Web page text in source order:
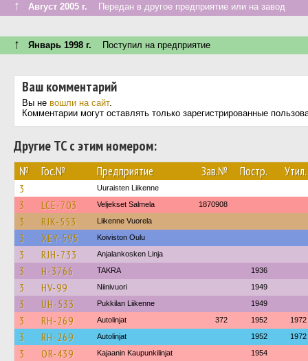
↑ Август 2005 г. Передан в другое предприятие или на завод
↑ Январь 1998 г. Поступил на предприятие
Ваш комментарий
Вы не вошли на сайт.
Комментарии могут оставлять только зарегистрированные
Другие ТС с этим номером:
№ Гос.№ Предприятие Зав.№ Постр. Утил.
3 Uuraisten Liikenne
3 LCE-703 Veljekset Salmela 1870908
3 RJK-553 Liikenne Vuorela
3 XEY-595 Koiviston Oulu
3 RJH-733 Anjalankosken Linja
3 H-3766 TAKRA 1936
3 HV-99 Niinivuori 1949
3 UH-533 Pukkilan Liikenne 1949
3 RH-269 Autolinjat 372 1952 1972
3 RH-269 Autolinjat 1952 1972
3 OR-439 Kajaanin Kaupunkilinjat 1954